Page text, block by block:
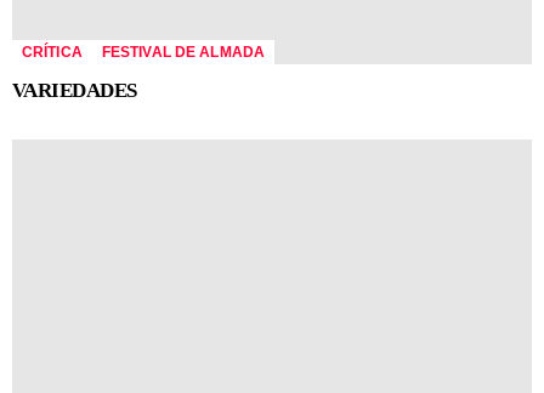
CRÍTICA FESTIVAL DE ALMADA
VARIEDADES